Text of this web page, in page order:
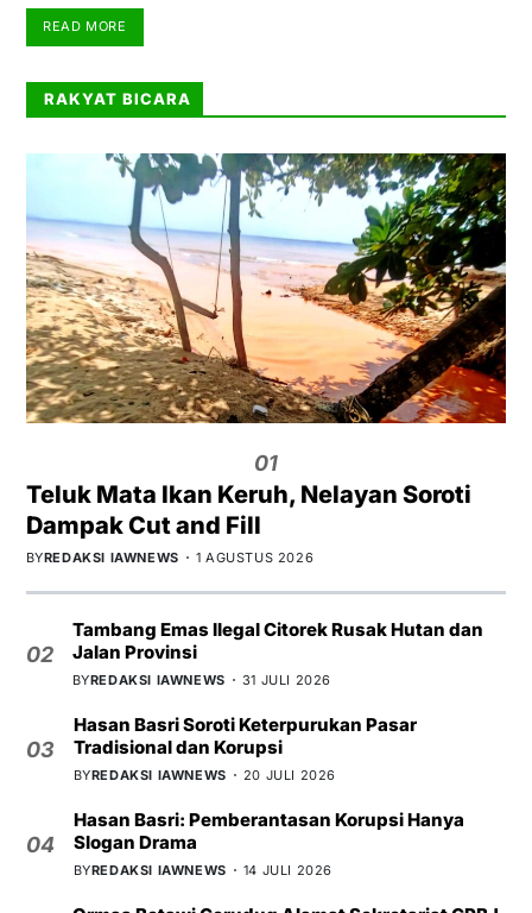
READ MORE
RAKYAT BICARA
01
Teluk Mata Ikan Keruh, Nelayan Soroti
Dampak Cut and Fill
BYREDAKSI IAWNEWS 1 AGUSTUS 2026
02
Tambang Emas Ilegal Citorek Rusak Hutan dan
Jalan Provinsi
BYREDAKSI IAWNEWS 31 JULI 2026
03
Hasan Basri Soroti Keterpurukan Pasar
Tradisional dan Korupsi
BYREDAKSI IAWNEWS 20 JULI 2026
04
Hasan Basri: Pemberantasan Korupsi Hanya
Slogan Drama
BYREDAKSI IAWNEWS 14 JULI 2026